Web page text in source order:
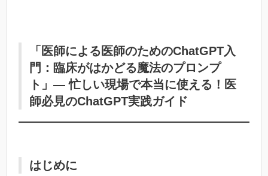
「医師による医師のためのChatGPT入
門：臨床がはかどる魔法のプロンプ
ト」— 忙しい現場で本当に使える！医
師必見のChatGPT実践ガイド
はじめに